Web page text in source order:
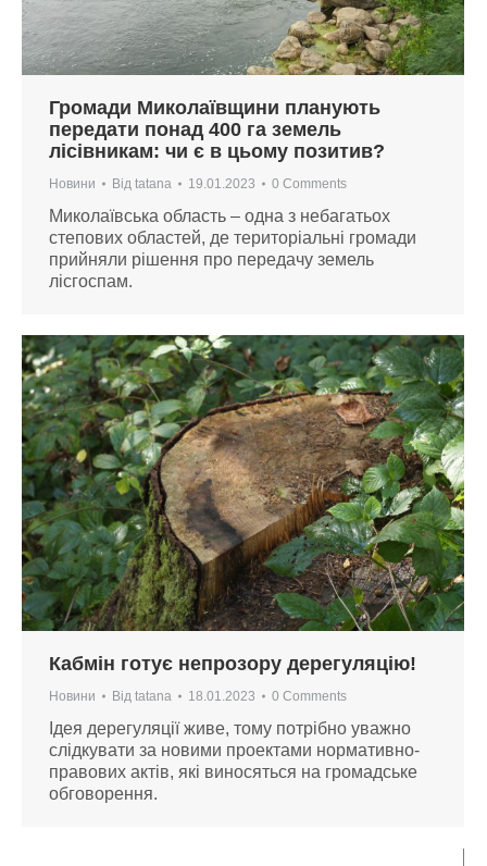
Громади Миколаївщини планують
передати понад 400 га земель
лісівникам: чи є в цьому позитив?
Новини Від tatana 19.01.2023 0 Comments
Миколаївська область – одна з небагатьох
степових областей, де територіальні громади
прийняли рішення про передачу земель
лісгоспам.
Кабмін готує непрозору дерегуляцію!
Новини Від tatana 18.01.2023 0 Comments
Ідея дерегуляції живе, тому потрібно уважно
слідкувати за новими проектами нормативно-
правових актів, які виносяться на громадське
обговорення.